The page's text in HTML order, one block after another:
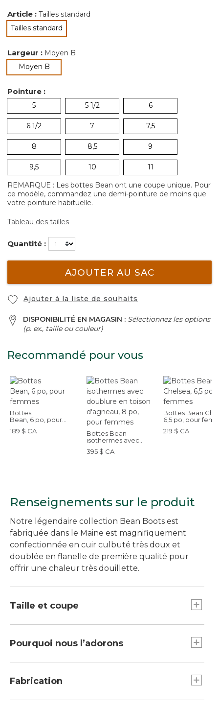
Article : Tailles standard
Tailles standard
sélectionné
Largeur : Moyen B
Moyen Bsélectionné
Pointure :
5 5 1/2 6
6 1/2 7 7,5
8 8,5 9
9,5 10 11
REMARQUE : Les bottes Bean ont une coupe unique. Pour
ce modèle, commandez une demi-pointure de moins que
votre pointure habituelle.
Tableau des tailles
Quantité :
AJOUTER AU SAC
Ajouter à la liste de souhaits
DISPONIBILITÉ EN MAGASIN : Sélectionnez les options
(p. ex., taille ou couleur)
Recommandé pour vous
Bottes
Bean, 6 po, pour
femmes
189 $ CA
Bottes Bean
isothermes avec
doublure en toison
d'agneau, 8 po, pour
395 $ CA
Bottes Bean
6,5 po, pour
219 $ CA
Renseignements sur le produit
Notre légendaire collection Bean Boots est
fabriquée dans le Maine est magnifiquement
confectionnée en cuir culbuté très doux et
doublée en flanelle de première qualité pour
offrir une chaleur très douillette.
Taille et coupe
commander une demi-pointure de moins que
portez normalement du 9, commandez plutôt
la pointure 8,5.
Pourquoi nous l’adorons
confort imbattable sont le choix idéal lorsque les
paire doublée en flanelle de première qualité est
Fabrication